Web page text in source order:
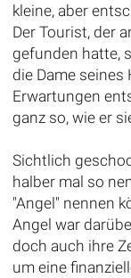
kleine, aber
Der Tourist, der
gefunden hatte,
die Dame seines
Erwartungen
ganz so, wie er
Sichtlich
halber mal so
"Angel" nennen
Angel war
doch auch ihre
um eine